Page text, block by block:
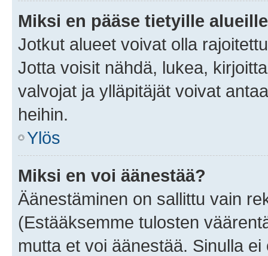
Miksi en pääse tietyille
Jotkut alueet voivat olla
Jotta voisit nähdä, lukea,
valvojat ja ylläpitäjät voivat
heihin.
Ylös
Miksi en voi äänestää?
Äänestäminen on sallittu vain
(Estääksemme tulosten
mutta et voi äänestää. Sinulla